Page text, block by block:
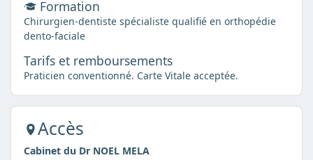
Formation
Chirurgien-dentiste spécialiste qualifié en orthopédie
dento-faciale
Tarifs et remboursements
Praticien conventionné. Carte Vitale acceptée.
Accès
Cabinet du Dr NOEL MELA